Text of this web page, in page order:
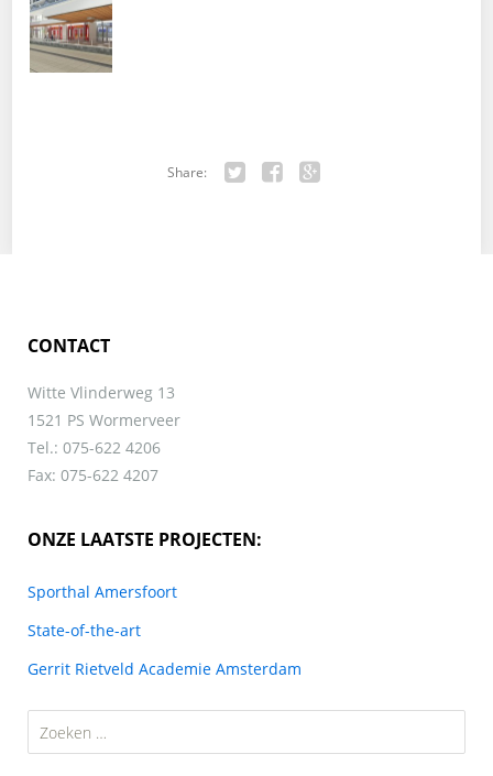
Share:
CONTACT
Witte Vlinderweg 13
1521 PS Wormerveer
Tel.: 075-622 4206
Fax: 075-622 4207
ONZE LAATSTE PROJECTEN:
Sporthal Amersfoort
State-of-the-art
Gerrit Rietveld Academie Amsterdam
Zoeken
naar: